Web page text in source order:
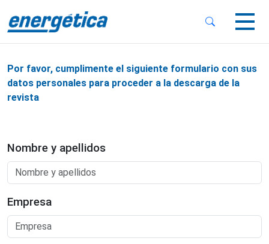
Menu
Por favor, cumplimente el siguiente formulario con sus
datos personales para proceder a la descarga de la
revista
Nombre y apellidos
Empresa